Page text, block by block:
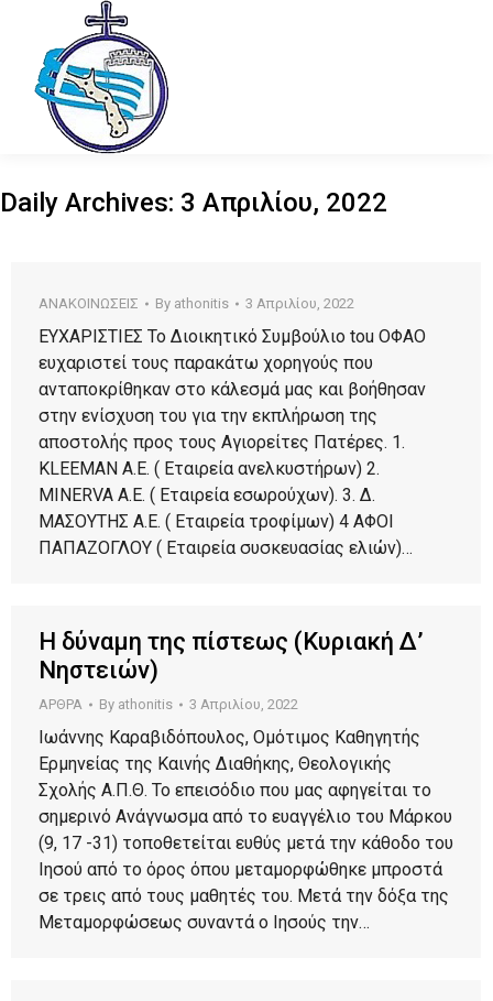
Daily Archives: 3 Απριλίου, 2022
ΑΝΑΚΟΙΝΩΣΕΙΣ By athonitis 3 Απριλίου, 2022
ΕΥΧΑΡΙΣΤΙΕΣ Το Διοικητικό Συμβούλιο tou OΦΑΟ
ευχαριστεί τους παρακάτω χορηγούς που
ανταποκρίθηκαν στο κάλεσμά μας και βοήθησαν
στην ενίσχυση του για την εκπλήρωση της
αποστολής προς τους Αγιορείτες Πατέρες. 1.
KLEEMAN A.E. ( Εταιρεία ανελκυστήρων) 2.
MINERVA A.E. ( Εταιρεία εσωρούχων). 3. Δ.
ΜΑΣΟΥΤΗΣ Α.Ε. ( Εταιρεία τροφίμων) 4 ΑΦΟΙ
ΠΑΠΑΖΟΓΛΟΥ ( Εταιρεία συσκευασίας ελιών)…
Η δύναμη της πίστεως (Κυριακή Δ’
Νηστειών)
ΑΡΘΡΑ By athonitis 3 Απριλίου, 2022
Ιωάννης Καραβιδόπουλος, Ομότιμος Καθηγητής
Ερμηνείας της Καινής Διαθήκης, Θεολογικής
Σχολής Α.Π.Θ. Το επεισόδιο που μας αφηγείται το
σημερινό Ανάγνωσμα από το ευαγγέλιο του Μάρκου
(9, 17 -31) τοποθετείται ευθύς μετά την κάθοδο του
Ιησού από το όρος όπου μεταμορφώθηκε μπροστά
σε τρεις από τους μαθητές του. Μετά την δόξα της
Μεταμορφώσεως συναντά ο Ιησούς την…